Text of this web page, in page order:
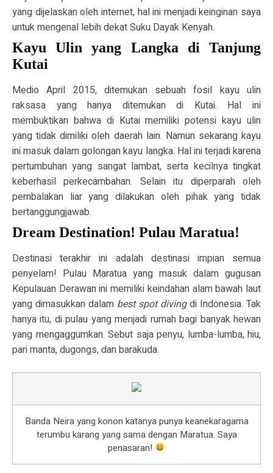
yang dijelaskan oleh internet, hal ini menjadi keinginan saya
untuk mengenal lebih dekat Suku Dayak Kenyah.
Kayu Ulin yang Langka di Tanjung
Kutai
Medio April 2015, ditemukan sebuah fosil kayu ulin
raksasa yang hanya ditemukan di Kutai. Hal ini
membuktikan bahwa di Kutai memiliki potensi kayu ulin
yang tidak dimiliki oleh daerah lain. Namun sekarang kayu
ini masuk dalam golongan kayu langka. Hal ini terjadi karena
pertumbuhan yang sangat lambat, serta kecilnya tingkat
keberhasil perkecambahan. Selain itu diperparah oleh
pembalakan liar yang dilakukan oleh pihak yang tidak
bertanggungjawab.
Dream Destination! Pulau Maratua!
Destinasi terakhir ini adalah destinasi impian semua
penyelam! Pulau Maratua yang masuk dalam gugusan
Kepulauan Derawan ini memiliki keindahan alam bawah laut
yang dimasukkan dalam best spot divingdi Indonesia. Tak
hanya itu, di pulau yang menjadi rumah bagi banyak hewan
yang mengaggumkan. Sebut saja penyu, lumba-lumba, hiu,
pari manta, dugongs, dan barakuda.
Banda Neira yang konon katanya punya keanekaragama
terumbu karang yang sama dengan Maratua. Saya
penasaran!